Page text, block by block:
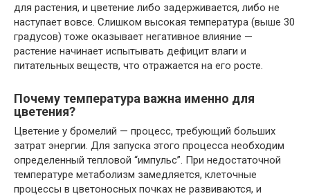
для растения, и цветение либо задерживается, либо не
наступает вовсе. Слишком высокая температура (выше 30
градусов) тоже оказывает негативное влияние —
растение начинает испытывать дефицит влаги и
питательных веществ, что отражается на его росте.
Почему температура важна именно для
цветения?
Цветение у бромелий — процесс, требующий больших
затрат энергии. Для запуска этого процесса необходим
определенный тепловой “импульс”. При недостаточной
температуре метаболизм замедляется, клеточные
процессы в цветоносных почках не развиваются, и